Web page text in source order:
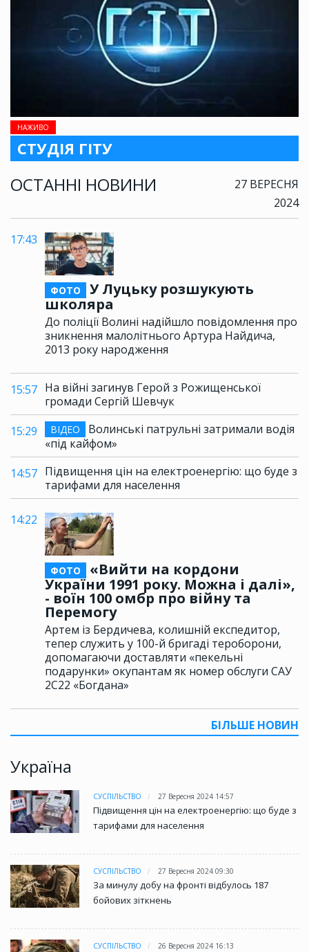
НАЖИВО
СТУДІЯ ГІТУ
ОСТАННІ НОВИНИ
27 ВЕРЕСНЯ
2024
17:43
ФОТО
У Луцьку розшукують
школяра
До поліції Волині надійшло повідомлення про
зникнення малолітнього Артура Найдича,
2013 року народження
15:57 На війні загинув Герой з Рожищенської
громади Сергій Шевчук
15:29
ВІДЕО
Волинські патрульні затримали водія
«під кайфом»
14:57 Підвищення цін на електроенергію: що буде з
тарифами для населення
14:22
ФОТО
«Вийти на кордони
України 1991 року. Можна і далі»,
- воїн 100 омбр про війну та
Перемогу
Артем із Бердичева, колишній експедитор,
тепер служить у 100-й бригаді тероборони,
допомагаючи доставляти «пекельні
подарунки» окупантам як номер обслуги САУ
2С22 «Богдана»
БІЛЬШЕ НОВИН
Україна
СУСПІЛЬСТВО 27 Вересня 2024 14:57
Підвищення цін на електроенергію: що буде з
тарифами для населення
СУСПІЛЬСТВО 27 Вересня 2024 09:30
За минулу добу на фронті відбулось 187
бойових зіткнень
СУСПІЛЬСТВО 26 Вересня 2024 16:13